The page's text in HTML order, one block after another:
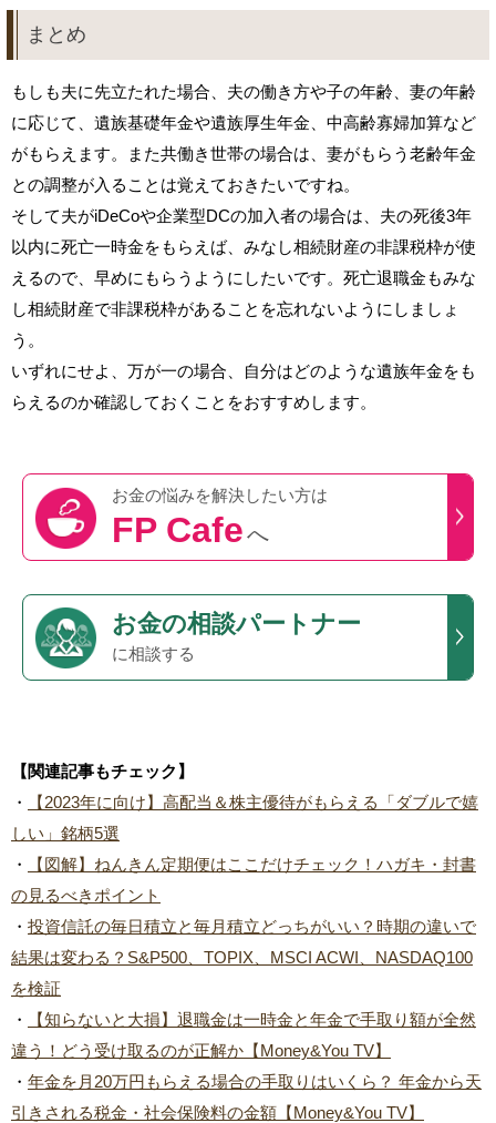
まとめ
もしも夫に先立たれた場合、夫の働き方や子の年齢、妻の年齢
に応じて、遺族基礎年金や遺族厚生年金、中高齢寡婦加算など
がもらえます。また共働き世帯の場合は、妻がもらう老齢年金
との調整が入ることは覚えておきたいですね。
そして夫がiDeCoや企業型DCの加入者の場合は、夫の死後3年
以内に死亡一時金をもらえば、みなし相続財産の非課税枠が使
えるので、早めにもらうようにしたいです。死亡退職金もみな
し相続財産で非課税枠があることを忘れないようにしましょ
う。
いずれにせよ、万が一の場合、自分はどのような遺族年金をも
らえるのか確認しておくことをおすすめします。
お金の悩みを解決したい方は
FP Cafeへ
お金の相談パートナー
に相談する
【関連記事もチェック】
・
【2023年に向け】高配当＆株主優待がもらえる「ダブルで嬉
しい」銘柄5選
・
【図解】ねんきん定期便はここだけチェック！ハガキ・封書
の見るべきポイント
・ 投資信託の毎日積立と毎月積立どっちがいい？時期の違いで
結果は変わる？S&P500、TOPIX、MSCI ACWI、NASDAQ100
を検証
・
【知らないと大損】退職金は一時金と年金で手取り額が全然
違う！どう受け取るのが正解か【Money&You TV】
・ 年金を月20万円もらえる場合の手取りはいくら？ 年金から天
引きされる税金・社会保険料の金額【Money&You TV】